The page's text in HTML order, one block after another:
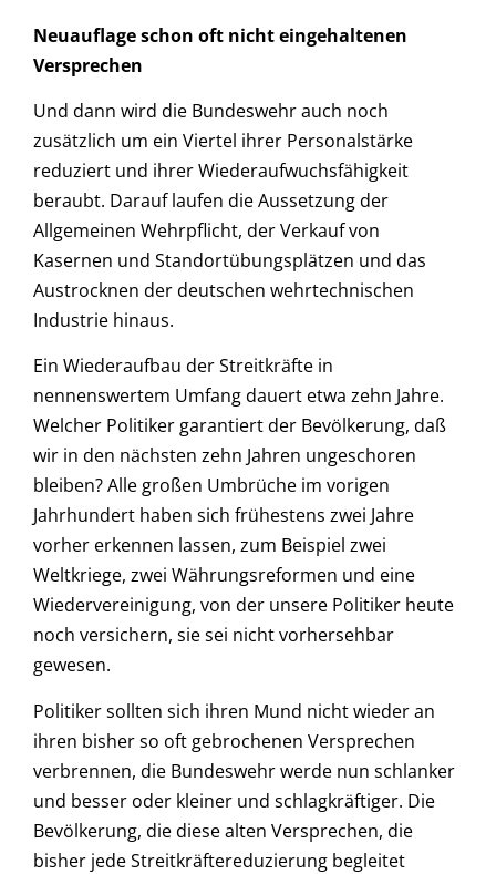
Neuauflage schon oft nicht eingehaltenen
Versprechen
Und dann wird die Bundeswehr auch noch
zusätzlich um ein Viertel ihrer Personalstärke
reduziert und ihrer Wiederaufwuchsfähigkeit
beraubt. Darauf laufen die Aussetzung der
Allgemeinen Wehrpflicht, der Verkauf von
Kasernen und Standortübungsplätzen und das
Austrocknen der deutschen wehrtechnischen
Industrie hinaus.
Ein Wiederaufbau der Streitkräfte in
nennenswertem Umfang dauert etwa zehn Jahre.
Welcher Politiker garantiert der Bevölkerung, daß
wir in den nächsten zehn Jahren ungeschoren
bleiben? Alle großen Umbrüche im vorigen
Jahrhundert haben sich frühestens zwei Jahre
vorher erkennen lassen, zum Beispiel zwei
Weltkriege, zwei Währungsreformen und eine
Wiedervereinigung, von der unsere Politiker heute
noch versichern, sie sei nicht vorhersehbar
gewesen.
Politiker sollten sich ihren Mund nicht wieder an
ihren bisher so oft gebrochenen Versprechen
verbrennen, die Bundeswehr werde nun schlanker
und besser oder kleiner und schlagkräftiger. Die
Bevölkerung, die diese alten Versprechen, die
bisher jede Streitkräftereduzierung begleitet